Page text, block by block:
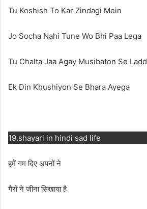
Tu Koshish To Kar Zindagi Mein
Jo Socha Nahi Tune Wo Bhi Paa Lega
Tu Chalta Jaa Agay Musibaton Se Ladd
Ek Din Khushiyon Se Bhara Ayega
19.shayari in hindi sad life
हमें गम दिए अपनों ने
गैरों ने जीना सिखाया है